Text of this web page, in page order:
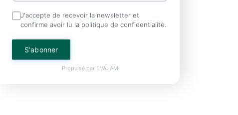
J'accepte de recevoir la newsletter et
confirme avoir lu la politique de confidentialité.
S'abonner
Propulsé par EVALAM